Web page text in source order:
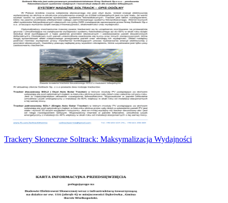
Trackery Słoneczne Soltrack: Maksymalizacja Wydajności